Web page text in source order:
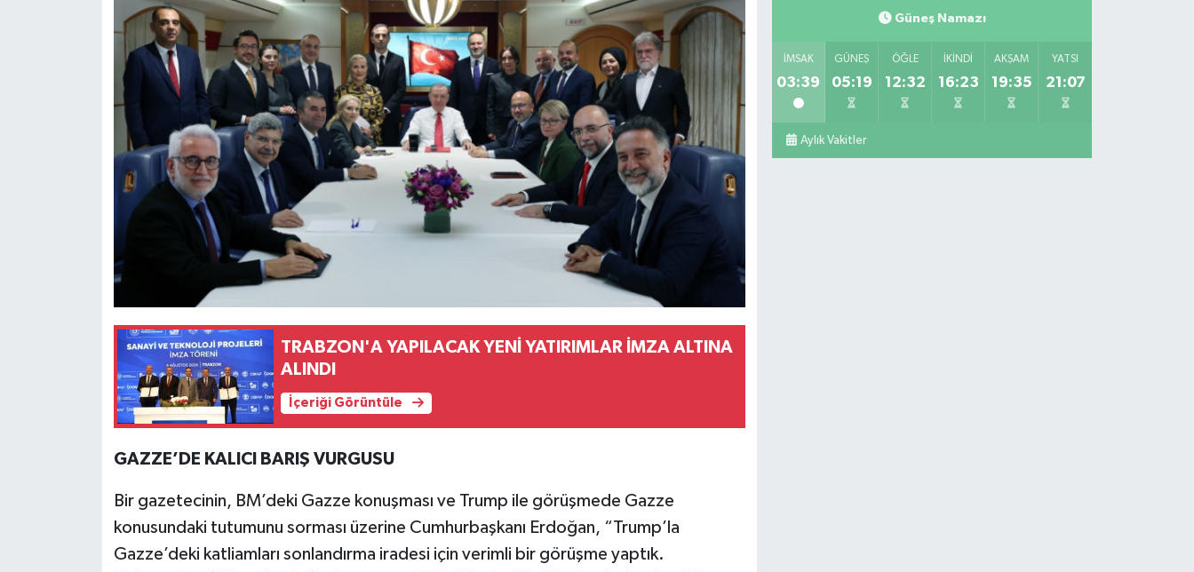
TRABZON'A YAPILACAK YENİ YATIRIMLAR İMZA ALTINA
ALINDI
İçeriği Görüntüle
GAZZE’DE KALICI BARIŞ VURGUSU
Bir gazetecinin, BM’deki Gazze konuşması ve Trump ile görüşmede Gazze
konusundaki tutumunu sorması üzerine Cumhurbaşkanı Erdoğan, “Trump’la
Gazze’deki katliamları sonlandırma iradesi için verimli bir görüşme yaptık.
Güneş Namazı
İMSAK
03:39
GÜNEŞ
05:19
ÖĞLE
12:32
İKINDI
16:23
AKŞAM
19:35
YATSI
21:07
Aylık Vakitler